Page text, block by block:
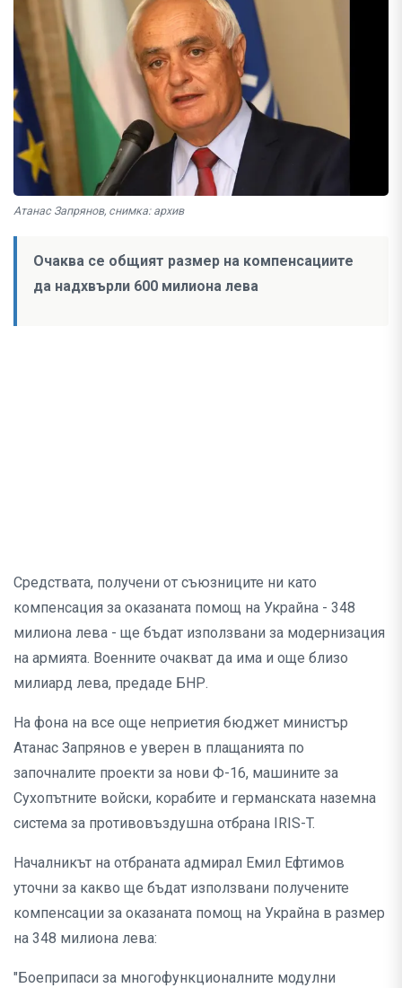
Атанас Запрянов, снимка: архив
Очаква се общият размер на компенсациите
да надхвърли 600 милиона лева
Средствата, получени от съюзниците ни като
компенсация за оказаната помощ на Украйна - 348
милиона лева - ще бъдат използвани за модернизация
на армията. Военните очакват да има и още близо
милиард лева, предаде БНР.
На фона на все още неприетия бюджет министър
Атанас Запрянов е уверен в плащанията по
започналите проекти за нови Ф-16, машините за
Сухопътните войски, корабите и германската наземна
система за противовъздушна отбрана IRIS-T.
Началникът на отбраната адмирал Емил Ефтимов
уточни за какво ще бъдат използвани получените
компенсации за оказаната помощ на Украйна в размер
на 348 милиона лева:
"Боеприпаси за многофункционалните модулни